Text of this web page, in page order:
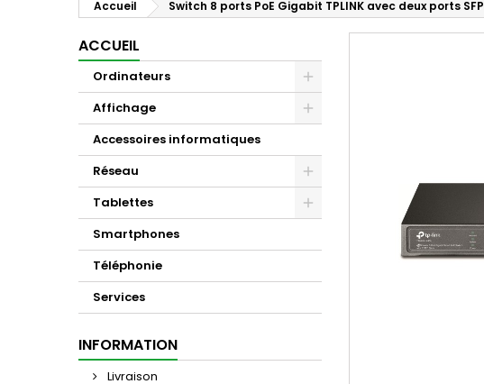
Accueil Switch 8 ports PoE Gigabit TPLINK avec deux ports SFP
ACCUEIL
Ordinateurs
Affichage
Accessoires informatiques
Réseau
Tablettes
Smartphones
Téléphonie
Services
INFORMATION
Livraison